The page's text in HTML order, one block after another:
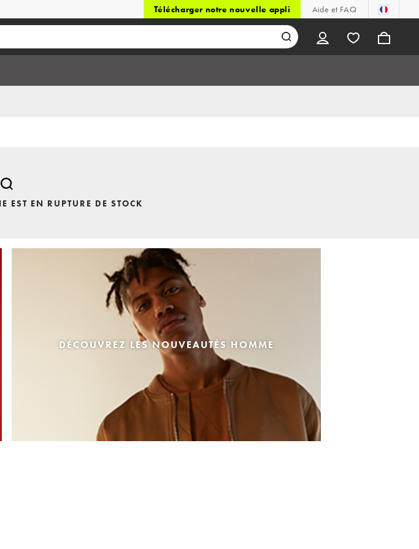
Télécharger notre nouvelle appli Aide et FAQ
EST EN RUPTURE DE STOCK
DÉCOUVREZ LES NOUVEAUTÉS HOMME